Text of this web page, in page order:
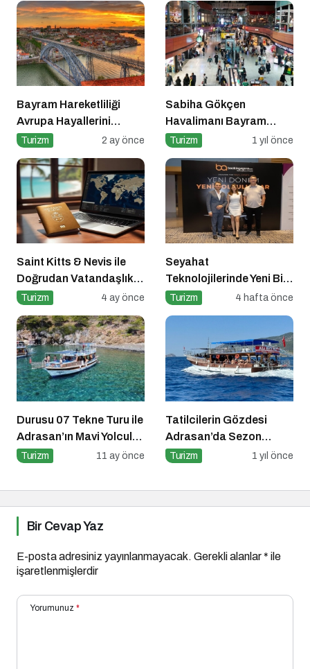
Bayram Hareketliliği
Avrupa Hayallerini
Tetikledi
Turizm 2 ay önce
Sabiha Gökçen
Havalimanı Bayram
Yoğunluğuna Hazır!
Turizm 1 yıl önce
Saint Kitts & Nevis ile
Doğrudan Vatandaşlık
Dönemi
Turizm 4 ay önce
Seyahat
Teknolojilerinde Yeni Bir
Dönem
Turizm 4 hafta önce
Durusu 07 Tekne Turu ile
Adrasan’ın Mavi Yolculuk
Serüveni
Turizm 11 ay önce
Tatilcilerin Gözdesi
Adrasan’da Sezon
Açıldı!
Turizm 1 yıl önce
Bir Cevap Yaz
E-posta adresiniz yayınlanmayacak. Gerekli alanlar* ile
işaretlenmişlerdir
Yorumunuz *